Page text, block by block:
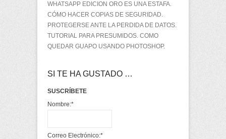
WHATSAPP EDICION ORO ES UNA ESTAFA.
CÓMO HACER COPIAS DE SEGURIDAD.
PROTEGERSE ANTE LA PERDIDA DE DATOS.
TUTORIAL PARA PRESUMIDOS. COMO
QUEDAR GUAPO USANDO PHOTOSHOP.
SI TE HA GUSTADO …
SUSCRÍBETE
Nombre:*
Correo Electrónico:*